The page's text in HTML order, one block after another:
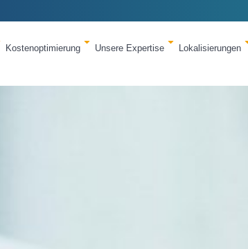
Kostenoptimierung Unsere Expertise Lokalisierungen